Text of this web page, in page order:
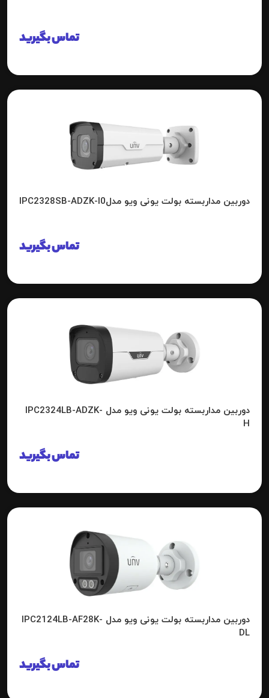
تماس بگیرید
دوربین مداربسته بولت یونی ویو مدلIPC2328SB-ADZK-I0
تماس بگیرید
دوربین مداربسته بولت یونی ویو مدل IPC2324LB-ADZK-
H
تماس بگیرید
دوربین مداربسته بولت یونی ویو مدل IPC2124LB-AF28K-
DL
تماس بگیرید